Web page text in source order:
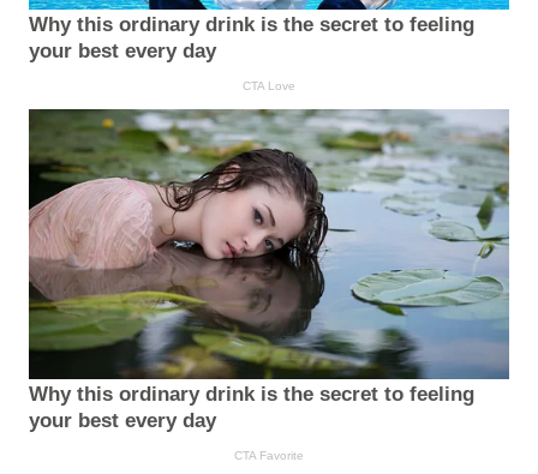
Why this ordinary drink is the secret to feeling
your best every day
CTA Love
Why this ordinary drink is the secret to feeling
your best every day
CTA Favorite